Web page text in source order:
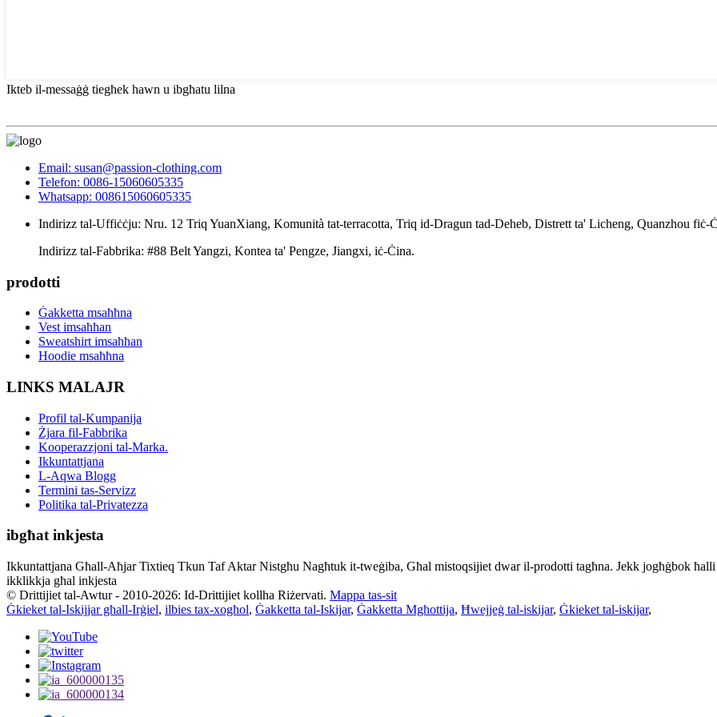
Ikteb il-messaġġ tiegħek hawn u ibgħatu lilna
Email: susan@passion-clothing.com
Telefon: 0086-15060605335
Whatsapp: 008615060605335
Indirizz tal-Uffiċċju: Nru. 12 Triq YuanXiang, Komunità tat-terracotta, Triq id-Dragun tad-Deheb, Distrett ta' Licheng, Quanzhou fiċ-
Indirizz tal-Fabbrika: #88 Belt Yangzi, Kontea ta' Pengze, Jiangxi, iċ-Ċina.
prodotti
Ġakketta msaħħna
Vest imsaħħan
Sweatshirt imsaħħan
Hoodie msaħħna
LINKS MALAJR
Profil tal-Kumpanija
Żjara fil-Fabbrika
Kooperazzjoni tal-Marka.
Ikkuntattjana
L-Aqwa Blogg
Termini tas-Servizz
Politika tal-Privatezza
ibgħat inkjesta
Ikkuntattjana Għall-Aħjar Tixtieq Tkun Taf Aktar Nistgħu Nagħtuk it-tweġiba, Għal mistoqsijiet dwar il-prodotti tagħna. Jekk jogħġbok
ikklikkja għal inkjesta
© Drittijiet tal-Awtur - 2010-2026: Id-Drittijiet kollha Riżervati. Mappa tas-sit
Ġkieket tal-Iskijjar għall-Irġiel, ilbies tax-xogħol, Ġakketta tal-Iskijar, Ġakketta Mgħottija, Ħwejjeġ tal-iskijar, Ġkieket tal-iskijar,